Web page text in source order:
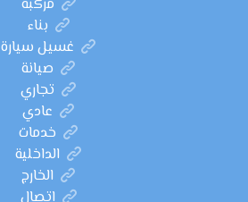
مركبة
بناء
غسيل سيارة
صيانة
تجاري
عادي
خدمات
الداخلية
الخارج